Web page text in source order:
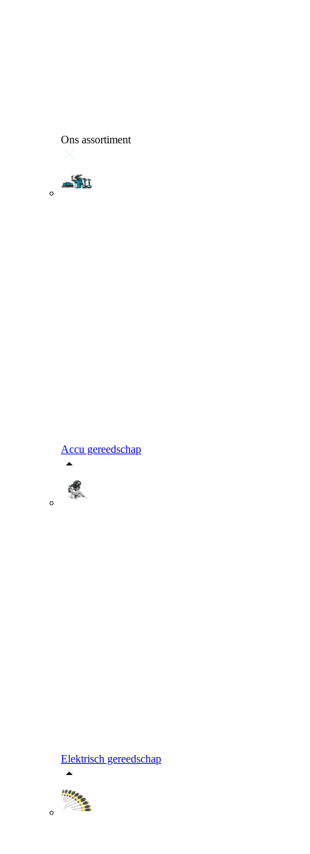
Ons assortiment
Accu gereedschap
Elektrisch gereedschap